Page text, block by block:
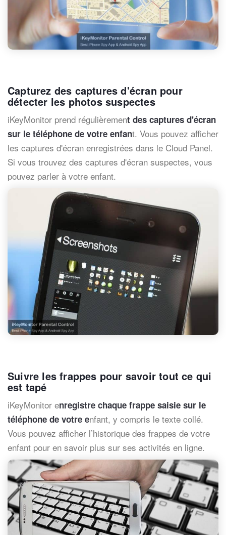
Capturez des captures d'écran pour
détecter les photos suspectes
iKeyMonitor prend régulièrement des captures d'écran
sur le téléphone de votre enfant. Vous pouvez afficher
les captures d'écran enregistrées dans le Cloud Panel.
Si vous trouvez des captures d'écran suspectes, vous
pouvez parler à votre enfant.
Suivre les frappes pour savoir tout ce qui
est tapé
iKeyMonitor enregistre chaque frappe saisie sur le
téléphone de votre enfant, y compris le texte collé.
Vous pouvez afficher l’historique des frappes de votre
enfant pour en savoir plus sur ses activités en ligne.